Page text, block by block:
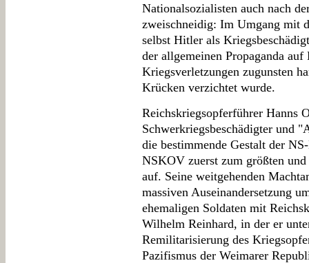
Nationalsozialisten auch nach
zweischneidig: Im Umgang mit
selbst Hitler als
der allgemeinen Propaganda
Kriegsverletzungen zugunsten
Krücken verzichtet wurde.
Reichskriegsopferführer Hanns
Schwerkriegsbeschädigter und
die bestimmende Gestalt der
NSKOV zuerst zum größten
auf. Seine weitgehenden
massiven Auseinandersetzung
ehemaligen Soldaten mit
Wilhelm Reinhard, in der er
Remilitarisierung des
Pazifismus der Weimarer